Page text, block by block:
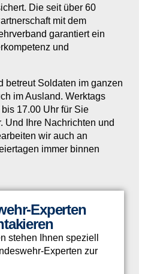
Die seit über 60
mit dem
garantiert ein
und
betreut Soldaten im ganzen
im Ausland. Werktags
17.00 Uhr für Sie
Und Ihre Nachrichten und
wir auch an
immer binnen
Experten
stehen Ihnen speziell
Experten zur